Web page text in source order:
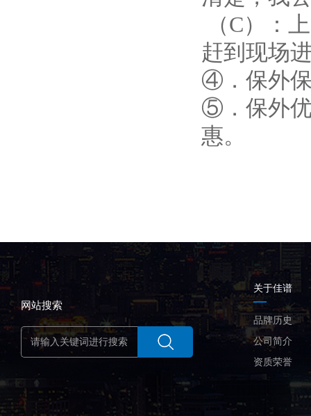
（C）：
赶到现场
④．保外
⑤．保外
惠。
网站搜索
关于佳谱
品牌历史
公司简介
资质荣誉